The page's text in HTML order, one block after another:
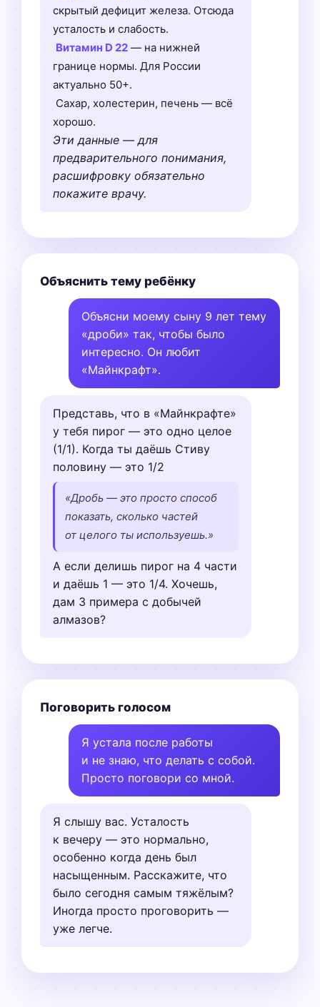
скрытый дефицит железа. Отсюда
усталость и слабость.
Витамин D 22 — на нижней
границе нормы. Для России
актуально 50+.
Сахар, холестерин, печень — всё
хорошо.
Эти данные — для
предварительного понимания,
расшифровку обязательно
покажите врачу.
Объяснить тему ребёнку
Объясни моему сыну 9 лет тему
«дроби» так, чтобы было
интересно. Он любит
«Майнкрафт».
Представь, что в «Майнкрафте»
у тебя пирог — это одно целое
(1/1). Когда ты даёшь Стиву
половину — это 1/2
«Дробь — это просто способ
показать, сколько частей
от целого ты используешь.»
А если делишь пирог на 4 части
и даёшь 1 — это 1/4. Хочешь,
дам 3 примера с добычей
алмазов?
Поговорить голосом
Я устала после работы
и не знаю, что делать с собой.
Просто поговори со мной.
Я слышу вас. Усталость
к вечеру — это нормально,
особенно когда день был
насыщенным. Расскажите, что
было сегодня самым тяжёлым?
Иногда просто проговорить —
уже легче.